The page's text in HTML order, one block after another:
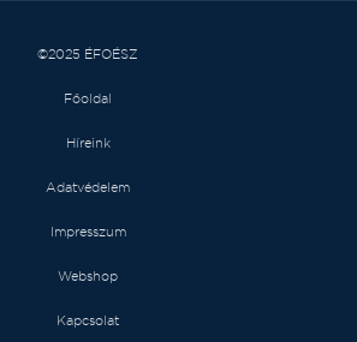
©2025 ÉFOÉSZ
Főoldal
Híreink
Adatvédelem
Impresszum
Webshop
Kapcsolat